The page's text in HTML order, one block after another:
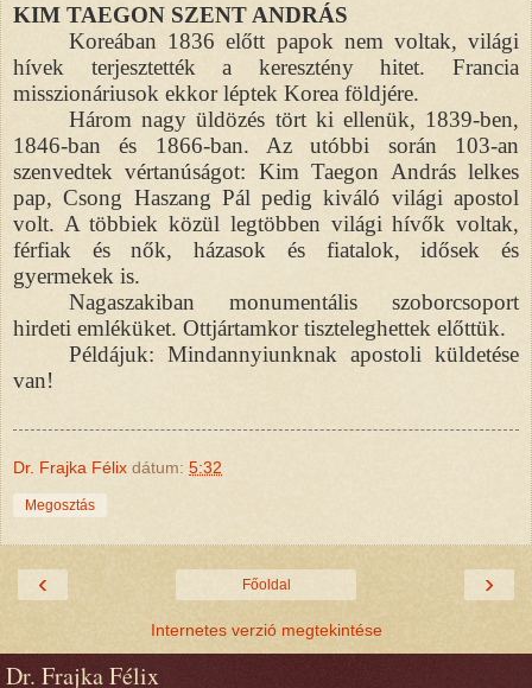
KIM TAEGON SZENT ANDRÁS
Koreában 1836 előtt papok nem voltak, világi
hívek terjesztették a keresztény hitet. Francia
misszionáriusok ekkor léptek Korea földjére.
Három nagy üldözés tört ki ellenük, 1839-ben,
1846-ban és 1866-ban. Az utóbbi során 103-an
szenvedtek vértanúságot: Kim Taegon András lelkes
pap, Csong Haszang Pál pedig kiváló világi apostol
volt. A többiek közül legtöbben világi hívők voltak,
férfiak és nők, házasok és fiatalok, idősek és
gyermekek is.
Nagaszakiban monumentális szoborcsoport
hirdeti emléküket. Ottjártamkor tiszteleghettek előttük.
Példájuk: Mindannyiunknak apostoli küldetése
van!
Dr. Frajka Félix dátum: 5:32
Megosztás
‹ ›
Főoldal
Internetes verzió megtekintése
Dr. Frajka Félix